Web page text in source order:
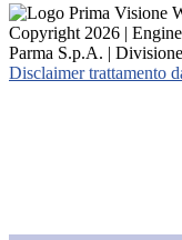
Copyright 2026 |
Parma S.p.A. |
Disclaimer trattamento